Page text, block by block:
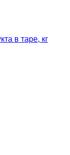
в таре, кг